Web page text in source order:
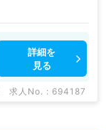
詳細を
見る
求人No. : 694187